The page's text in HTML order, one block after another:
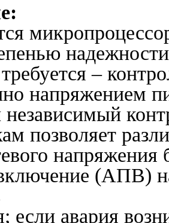
–
напряжением
независимый
позволяет
напряжения
(АПВ)
если авария